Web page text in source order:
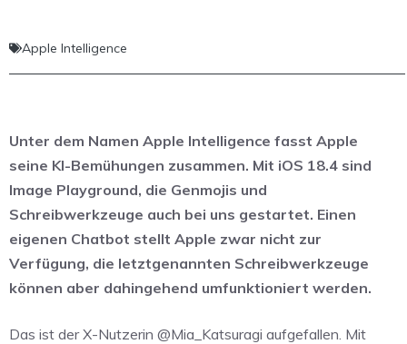
Apple Intelligence
Unter dem Namen Apple Intelligence fasst Apple
seine KI-Bemühungen zusammen. Mit iOS 18.4 sind
Image Playground, die Genmojis und
Schreibwerkzeuge auch bei uns gestartet. Einen
eigenen Chatbot stellt Apple zwar nicht zur
Verfügung, die letztgenannten Schreibwerkzeuge
können aber dahingehend umfunktioniert werden.
Das ist der X-Nutzerin @Mia_Katsuragi aufgefallen. Mit